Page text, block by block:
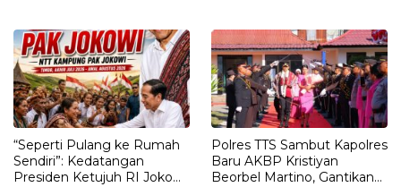
“Seperti Pulang ke Rumah
Sendiri”: Kedatangan
Presiden Ketujuh RI Joko
Polres TTS Sambut Kapolres
Baru AKBP Kristiyan
Beorbel Martino, Gantikan